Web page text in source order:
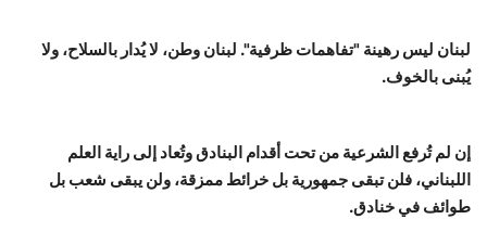
لبنان ليس رهينة "تفاهمات ظرفية". لبنان وطن، لا يُدار بالسلاح، ولا
يُبنى بالخوف.
إن لم تُرفع الشرعية من تحت أقدام البنادق وتُعاد إلى راية العلم
اللبناني، فلن تبقى جمهورية بل خرائط ممزقة، ولن يبقى شعب بل
طوائف في خنادق.